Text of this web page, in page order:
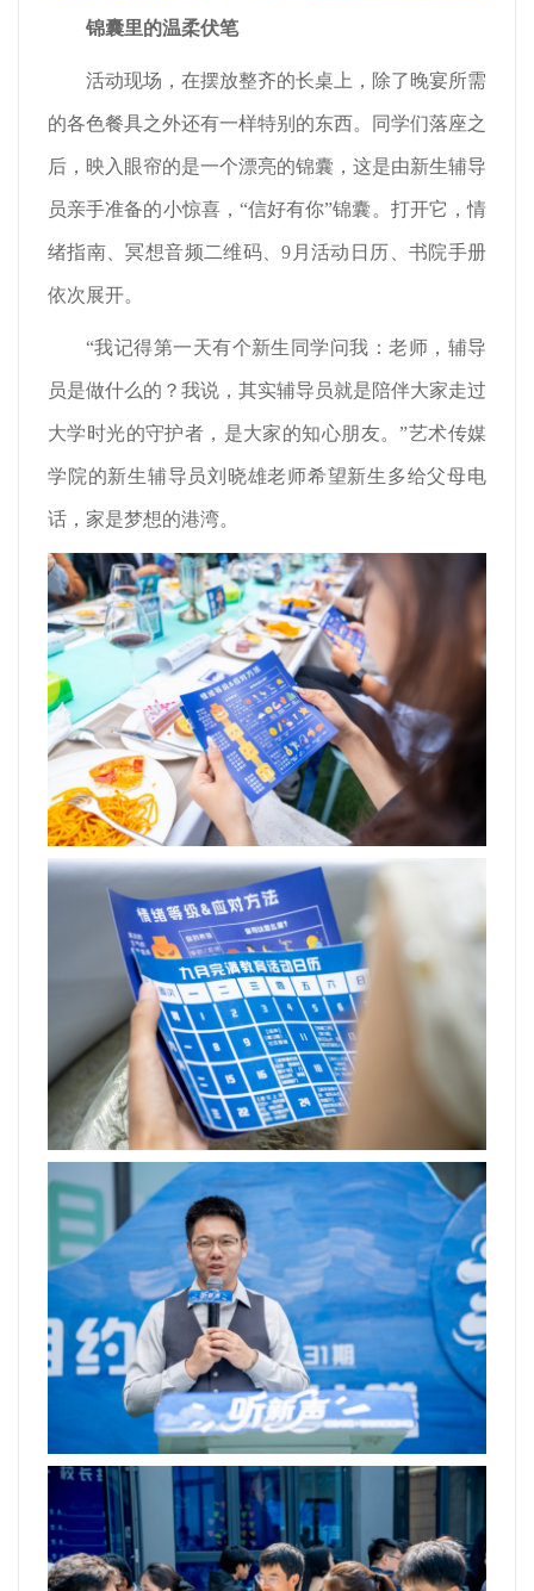
锦囊里的温柔伏笔
活动现场，在摆放整齐的长桌上，除了晚宴所需
的各色餐具之外还有一样特别的东西。同学们落座之
后，映入眼帘的是一个漂亮的锦囊，这是由新生辅导
员亲手准备的小惊喜，“信好有你”锦囊。打开它，情
绪指南、冥想音频二维码、9月活动日历、书院手册
依次展开。
“我记得第一天有个新生同学问我：老师，辅导
员是做什么的？我说，其实辅导员就是陪伴大家走过
大学时光的守护者，是大家的知心朋友。”艺术传媒
学院的新生辅导员刘晓雄老师希望新生多给父母电
话，家是梦想的港湾。